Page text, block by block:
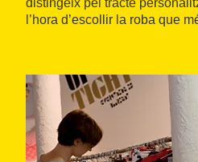
distingeix pel tracte
l’hora d’escollir la roba que